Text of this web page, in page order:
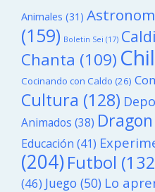
Animales (31)
(159) Boletin Sei (17)
Chanta (109)
Cocinando con Caldo (26)
Cultura (128)
Animados (38)
Educación (41)
(204)Futbol
(46) Juego (50) Lo